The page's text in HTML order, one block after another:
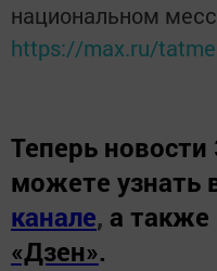
национальном
https://max.ru/
Теперь
можете узнать
канале, а также
«Дзен».